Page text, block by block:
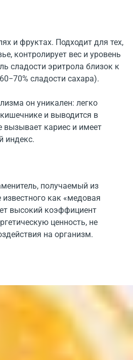
и фруктах. Подходит для тех,
контролирует вес и уровень
сладости эритрола близок к
сладости сахара).
он уникален: легко
и выводится в
вызывает кариес и имеет
индекс.
получаемый из
известного как «медовая
высокий коэффициент
ценность, не
на организм.